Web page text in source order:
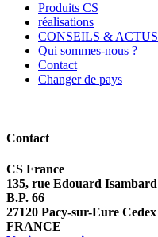
Produits CS
réalisations
CONSEILS & ACTUS
Qui sommes-nous ?
Contact
Changer de pays
Contact
CS France
135, rue Edouard Isambard
B.P. 66
27120 Pacy-sur-Eure Cedex
FRANCE